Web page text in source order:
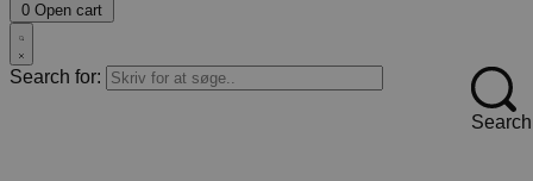
0 Open cart
Search for:
Search